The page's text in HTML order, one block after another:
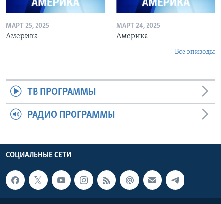
МАРТ 25, 2025
Америка
МАРТ 24, 2025
Америка
Все эпизоды
ТВ ПРОГРАММЫ
РАДИО ПРОГРАММЫ
СОЦИАЛЬНЫЕ СЕТИ